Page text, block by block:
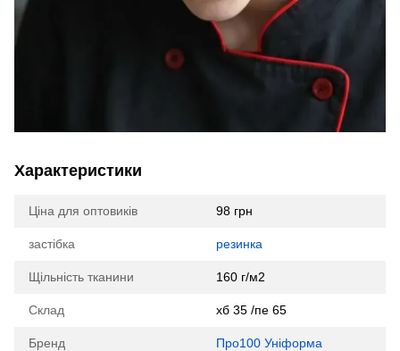
Характеристики
Ціна для оптовиків 98 грн
застібка резинка
Щільність тканини 160 г/м2
Склад хб 35 /пе 65
Бренд Про100 Уніформа